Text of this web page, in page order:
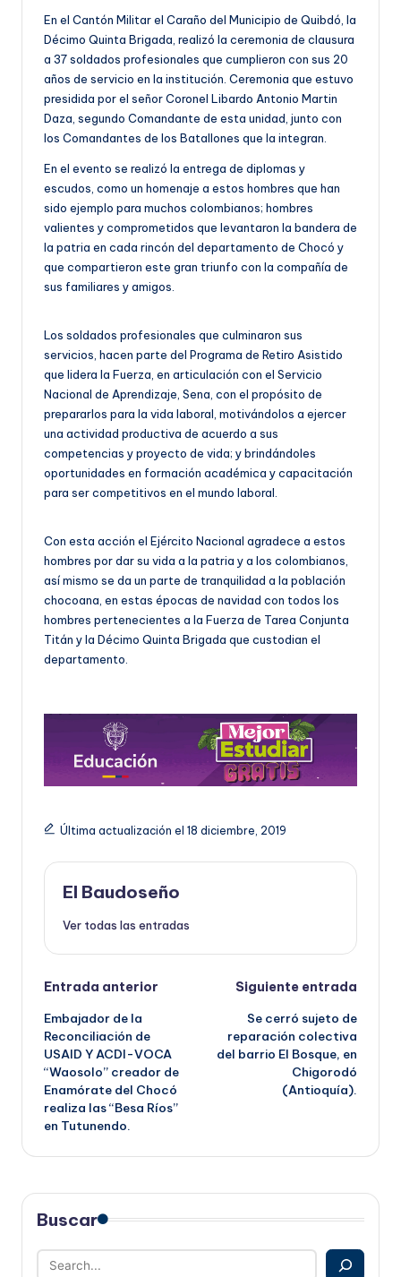
En el Cantón Militar el Caraño del Municipio de Quibdó, la
Décimo Quinta Brigada, realizó la ceremonia de clausura
a 37 soldados profesionales que cumplieron con sus 20
años de servicio en la institución. Ceremonia que estuvo
presidida por el señor Coronel Libardo Antonio Martin
Daza, segundo Comandante de esta unidad, junto con
los Comandantes de los Batallones que la integran.
En el evento se realizó la entrega de diplomas y
escudos, como un homenaje a estos hombres que han
sido ejemplo para muchos colombianos; hombres
valientes y comprometidos que levantaron la bandera de
la patria en cada rincón del departamento de Chocó y
que compartieron este gran triunfo con la compañía de
sus familiares y amigos.
Los soldados profesionales que culminaron sus
servicios, hacen parte del Programa de Retiro Asistido
que lidera la Fuerza, en articulación con el Servicio
Nacional de Aprendizaje, Sena, con el propósito de
prepararlos para la vida laboral, motivándolos a ejercer
una actividad productiva de acuerdo a sus
competencias y proyecto de vida; y brindándoles
oportunidades en formación académica y capacitación
para ser competitivos en el mundo laboral.
Con esta acción el Ejército Nacional agradece a estos
hombres por dar su vida a la patria y a los colombianos,
así mismo se da un parte de tranquilidad a la población
chocoana, en estas épocas de navidad con todos los
hombres pertenecientes a la Fuerza de Tarea Conjunta
Titán y la Décimo Quinta Brigada que custodian el
departamento.
Última actualización el 18 diciembre, 2019
El Baudoseño
Ver todas las entradas
Navegación
de
entradas
Entrada anterior
Embajador de la
Reconciliación de
USAID Y ACDI-VOCA
“Waosolo” creador de
Enamórate del Chocó
realiza las “Besa Ríos”
en Tutunendo.
Siguiente entrada
Se cerró sujeto de
reparación colectiva
del barrio El Bosque, en
Chigorodó
(Antioquía).
Buscar